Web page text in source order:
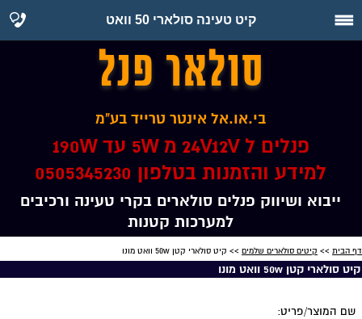
קיט טעינה סולארי 50 וואט
סולאר פנל
ייבוא ושיווק פנלים סולארים בקרי טעינה ורכיבים
למערכות קטנות
בי.או.אל אינטר טרייד בע"מ
פנלים ל 24V12V מ 5W עד 190W
למידע והזמנות בטלפון 0505345230
דף הבית >> קיטים סולארים שלמים >> קיט סולארי קטן 50w וואט מונו
קיט סולארי קטן 50w וואט מונו
שם המוצר/פריט: